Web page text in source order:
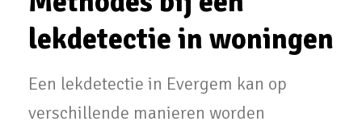
lekdetectie in woningen
Een lekdetectie in Evergem kan op
verschillende manieren worden